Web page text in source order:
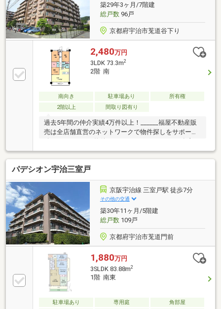
築29年3ヶ月/7階建
総戸数96戸
京都府宇治市莵道谷下り
2,480万円
3LDK 73.3m2
2階 南
南向き 駐車場あり
所有権
2階以上
間取り図有り
過去5年間の仲介実績4万件以上！______福屋不動産販
売は全店舗直営のネットワークで物件探しをサポート
線・京阪宇治線の2沿線利用可能のため、通勤・通学
に便利！・京阪宇治線「三室戸」駅まで徒歩6分・京
阪宇治線「宇治」駅まで徒歩10分・JR奈良線「宇治」
駅まで徒歩20分■スーパーまで徒歩5分と毎日のお買い
物にも困りません♪■南向きバルコニーのため日当たり
良好！お洗濯物も気持ちよく干していただけます♪
パデシオン宇治三室戸
京阪宇治線 三室戸駅 徒歩7分
その他の交通
築30年11ヶ月/5階建
総戸数109戸
京都府宇治市莵道門前
1,880万円
3SLDK 83.88m2
1階 南東
駐車場あり 専用庭
角部屋